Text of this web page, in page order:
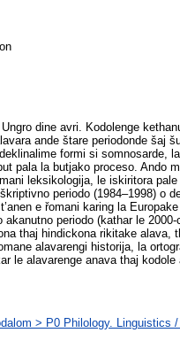
dine avri. Kodolenge
ande štare periodonde šaj
formi si somnosarde,
pala la butjako proceso. Ando
leksikologija, le iskiritora
periodo (1984–1998) o
e řomani karing la
periodo (kathar le
thaj hindickona rikitake alava,
alavarengi historija, la
le alavarenge anava thaj kodole
> P0 Philology. Linguistics /